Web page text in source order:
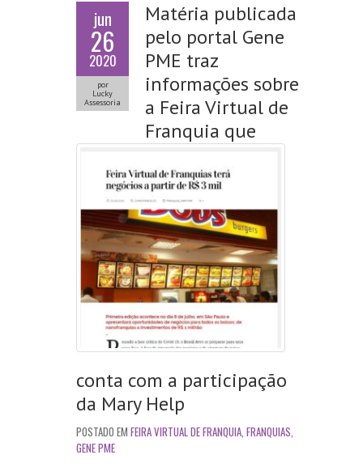
jun
26
2020
por
Lucky
Assessoria
Matéria publicada
pelo portal Gene
PME traz
informações sobre
a Feira Virtual de
Franquia que
conta com a participação
da Mary Help
POSTADO EM FEIRA VIRTUAL DE FRANQUIA, FRANQUIAS,
GENE PME